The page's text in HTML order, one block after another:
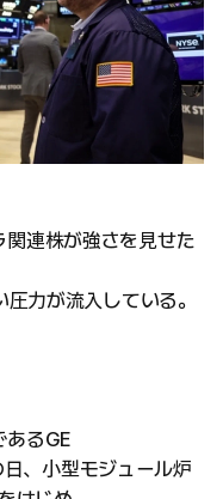
連株が強さを見せた
力が流入している。
あるGE
、小型モジュール炉